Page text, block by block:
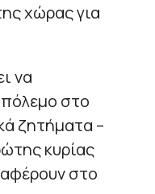
χώρας για
να
στο
ζητήματα –
κυρίας
στο